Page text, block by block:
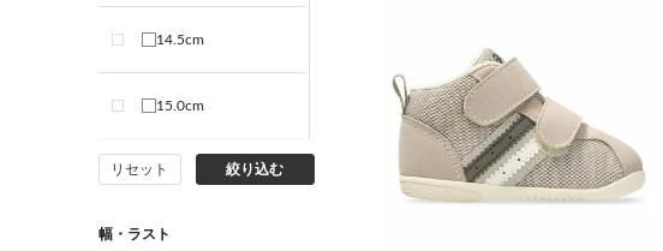
14.5cm
15.0cm
15.5cm
16.0cm
リセット 絞り込む
幅・ラスト